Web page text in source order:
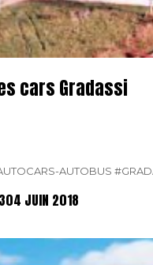
cars Gradassi
AUTOBUS
JUIN 2018